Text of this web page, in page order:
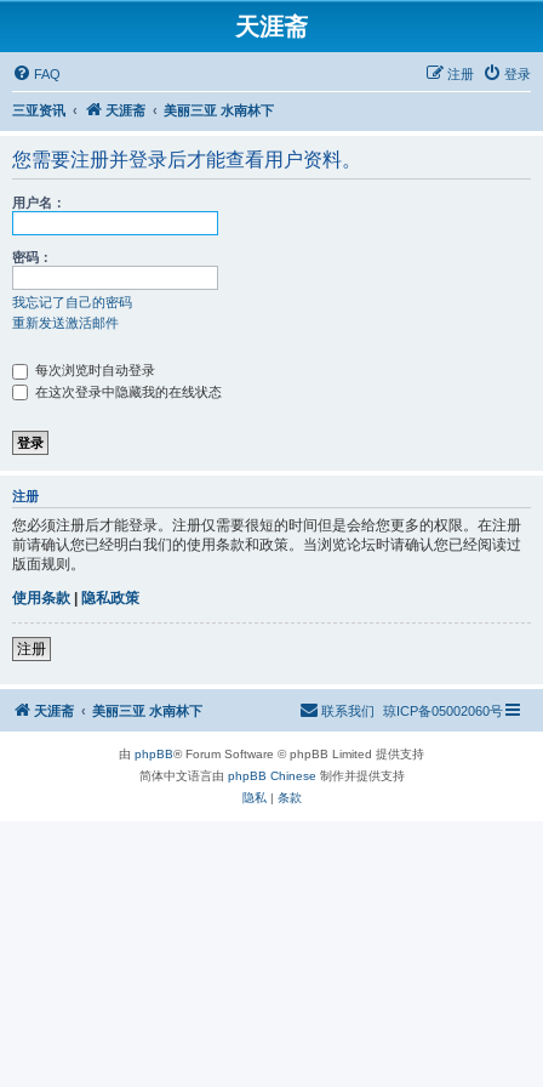
天涯斋
FAQ 登录
注册
三亚资讯 天涯斋 美丽三亚 水南林下
您需要注册并登录后才能查看用户资料。
用户名：
密码：
我忘记了自己的密码
重新发送激活邮件
每次浏览时自动登录
在这次登录中隐藏我的在线状态
注册
您必须注册后才能登录。注册仅需要很短的时间但是会给您更多的权限。在注册
前请确认您已经明白我们的使用条款和政策。当浏览论坛时请确认您已经阅读过
版面规则。
使用条款 | 隐私政策
注册
天涯斋 美丽三亚 水南林下 琼ICP备05002060号
联系我们
由 phpBB® Forum Software © phpBB Limited 提供支持
简体中文语言由 phpBB Chinese 制作并提供支持
隐私 | 条款